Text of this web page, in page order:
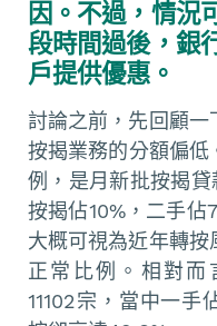
o
k
p
p
n
因。不過，情況
段時間過後，銀
戶提供優惠。
討論之前，先回顧
按揭業務的分額偏
例，是月新批按揭
按揭佔10%，二手佔
大概可視為近年轉
正常比例。相對而
11102宗，當中一手